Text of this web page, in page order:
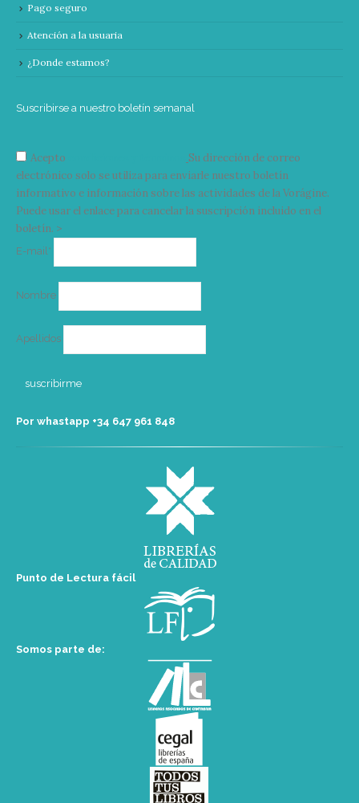
Pago seguro
Atención a la usuaria
¿Donde estamos?
Suscribirse a nuestro boletín semanal
Acepto
Su dirección de correo
electrónico solo se utiliza para enviarle nuestro boletín
informativo e información sobre las actividades de la Vorágine.
Puede usar el enlace para cancelar la suscripción incluido en el
boletín. >
E-mail*
Nombre
Apellidos
Por whastapp +34 ‭647 961 848‬
Punto de Lectura fácil
Somos parte de: